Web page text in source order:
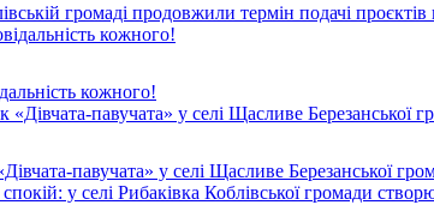
громаді продовжили термін подачі
кожного!
павучата» у селі Щасливе Березанської